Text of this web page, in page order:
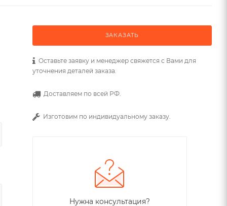
ЗАКАЗАТЬ
Оставьте заявку и менеджер свяжется с Вами для
уточнения деталей заказа.
Доставляем по всей РФ.
Изготовим по индивидуальному заказу.
Нужна консультация?